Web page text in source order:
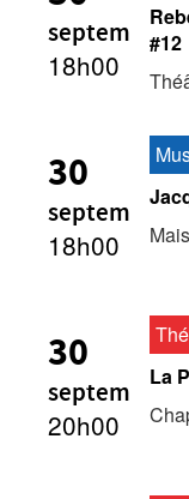
septem
18h00
#12
30
septem
18h00
30
septem
20h00
La